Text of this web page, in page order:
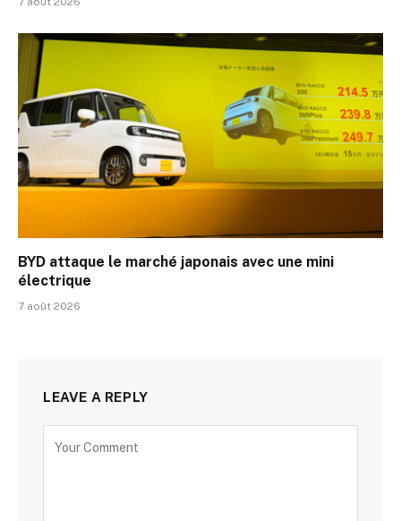
BYD attaque le marché japonais avec une mini
électrique
7 août 2026
LEAVE A REPLY